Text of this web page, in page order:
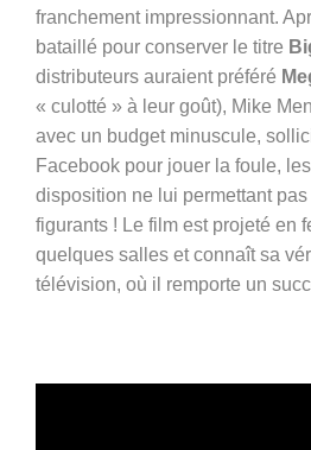
franchement impressionnant.
bataillé pour conserver le titre
distributeurs auraient préféré
« culotté » à leur goût), Mike
avec un budget minuscule,
Facebook pour jouer la foule,
disposition ne lui permettant
figurants ! Le film est projeté en
quelques salles et connaît sa
télévision, où il remporte un